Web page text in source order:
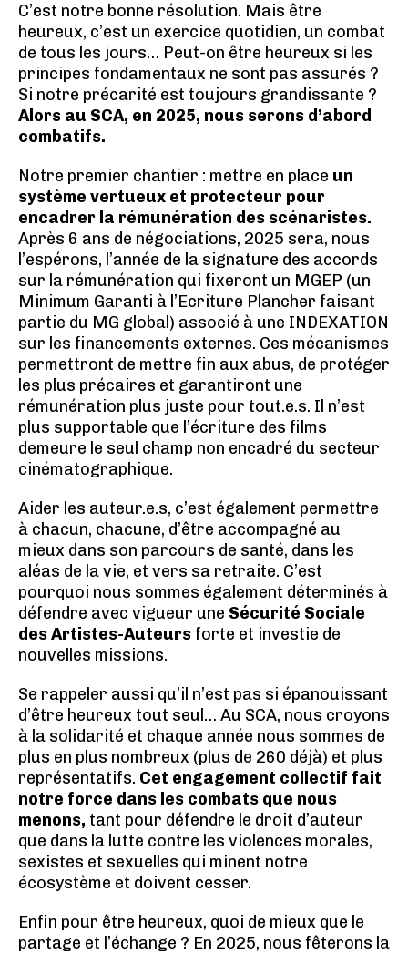
C’est notre bonne résolution. Mais être
heureux, c’est un exercice quotidien, un combat
de tous les jours… Peut-on être heureux si les
principes fondamentaux ne sont pas assurés ?
Si notre précarité est toujours grandissante ?
Alors au SCA, en 2025, nous serons d’abord
combatifs.
Notre premier chantier : mettre en place un
système vertueux et protecteur pour
encadrer la rémunération des scénaristes.
Après 6 ans de négociations, 2025 sera, nous
l’espérons, l’année de la signature des accords
sur la rémunération qui fixeront un MGEP (un
Minimum Garanti à l’Ecriture Plancher faisant
partie du MG global) associé à une INDEXATION
sur les financements externes. Ces mécanismes
permettront de mettre fin aux abus, de protéger
les plus précaires et garantiront une
rémunération plus juste pour tout.e.s. Il n’est
plus supportable que l’écriture des films
demeure le seul champ non encadré du secteur
cinématographique.
Aider les auteur.e.s, c’est également permettre
à chacun, chacune, d’être accompagné au
mieux dans son parcours de santé, dans les
aléas de la vie, et vers sa retraite. C’est
pourquoi nous sommes également déterminés à
défendre avec vigueur une Sécurité Sociale
des Artistes-Auteurs forte et investie de
nouvelles missions.
Se rappeler aussi qu’il n’est pas si épanouissant
d’être heureux tout seul… Au SCA, nous croyons
à la solidarité et chaque année nous sommes de
plus en plus nombreux (plus de 260 déjà) et plus
représentatifs. Cet engagement collectif fait
notre force dans les combats que nous
menons, tant pour défendre le droit d’auteur
que dans la lutte contre les violences morales,
sexistes et sexuelles qui minent notre
écosystème et doivent cesser.
Enfin pour être heureux, quoi de mieux que le
partage et l’échange ? En 2025, nous fêterons la